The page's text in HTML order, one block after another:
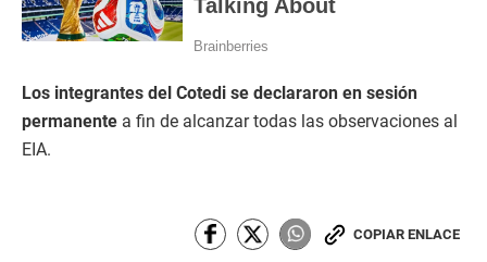
Los integrantes del Cotedi se declararon en sesión
permanente a fin de alcanzar todas las observaciones al
EIA.
COPIAR ENLACE